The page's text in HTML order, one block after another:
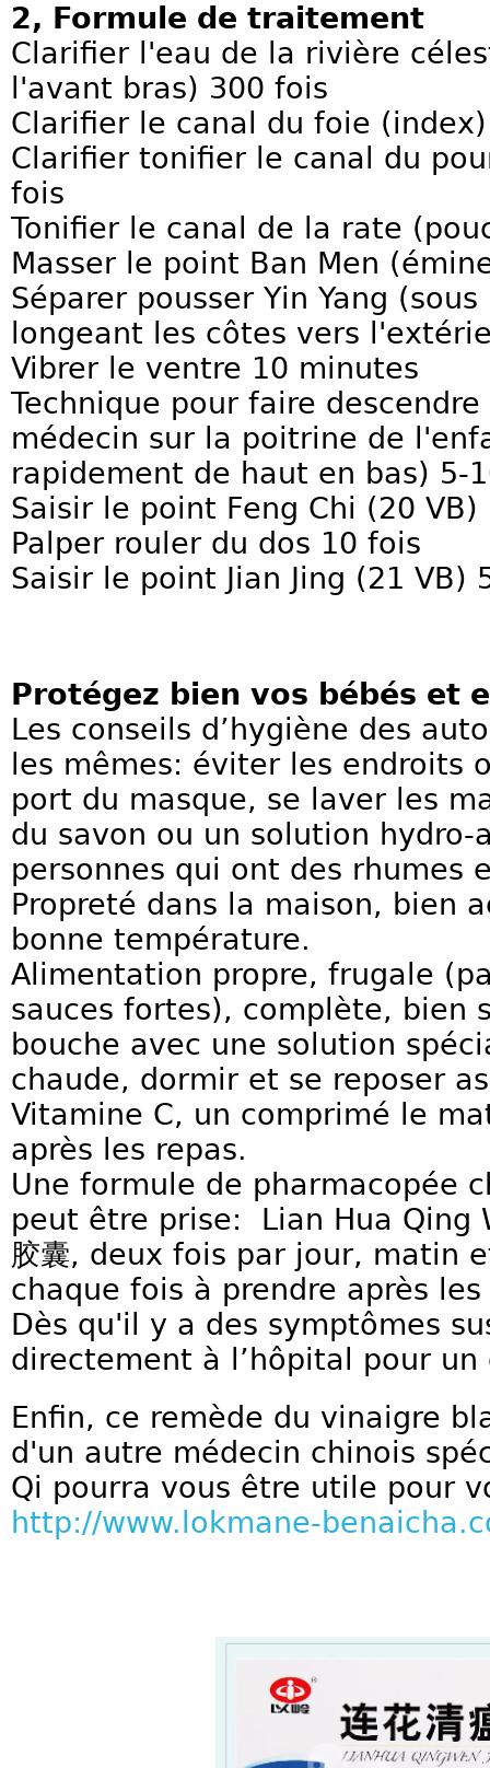
2, Formule de traitement
Clarifier l'eau de la rivière
l'avant bras) 300 fois
Clarifier le canal du foie
Clarifier tonifier le canal du
fois
Tonifier le canal de la rate
Masser le point Ban Men
Séparer pousser Yin Yang
longeant les côtes vers
Vibrer le ventre 10 minutes
Technique pour faire
médecin sur la poitrine de
rapidement de haut en bas) 5-
Saisir le point Feng Chi (20 VB)
Palper rouler du dos 10 fois
Saisir le point Jian Jing (21 VB)
Protégez bien vos bébés et
Les conseils d’hygiène des
les mêmes: éviter les endroits
port du masque, se laver les
du savon ou un solution
personnes qui ont des rhumes
Propreté dans la maison, bien
bonne température.
Alimentation propre, frugale
sauces fortes), complète, bien
bouche avec une solution
chaude, dormir et se reposer
Vitamine C, un comprimé le
après les repas.
Une formule de pharmacopée
peut être prise: Lian Hua Qing
胶囊, deux fois par jour, matin
chaque fois à prendre après les
Dès qu'il y a des symptômes
directement à l’hôpital pour un
Enfin, ce remède du vinaigre
d'un autre médecin chinois
Qi pourra vous être utile pour
http://www.lokmane-